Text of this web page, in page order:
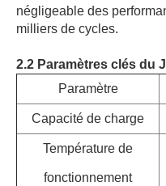
négligeable des
milliers de cycles.
2.2 Paramètres clés du
Paramètre
Capacité de charge
Température de
fonctionnement